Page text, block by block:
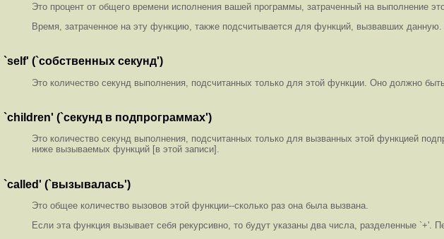
Это процент от общего времени исполнения вашей программы, затраченный на выполнение
Время, затраченное на эту функцию, также подсчитывается для функций, вызвавших
`self' (`собственных секунд')
Это количество секунд выполнения, подсчитанных только для этой функции. Оно должно
`children' (`секунд в подпрограммах')
Это количество секунд выполнения, подсчитанных только для вызванных этой функцией
ниже вызываемых функций [в этой записи].
`called' (`вызывалась')
Это общее количество вызовов этой функции--сколько раз она была вызвана.
Если эта функция вызывает себя рекурсивно, то будут указаны два числа, разделенные `+'.